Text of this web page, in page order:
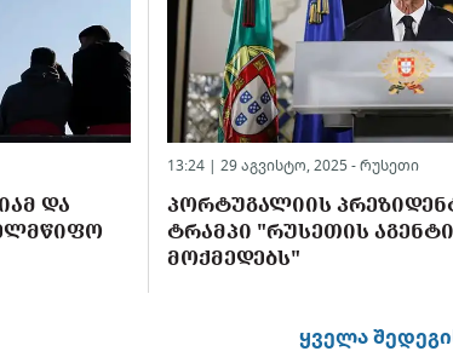
ᲓᲐ
13:24 | 29 აგვისტო, 2025 - რუსეთი
ᲞᲝᲠᲢᲣᲒᲐᲚᲘᲘᲡ
ᲢᲠᲐᲛᲞᲘ "ᲠᲣᲡᲔᲗᲘᲡ
ᲛᲝᲥᲛᲔᲓᲔᲑᲡ"
ყველა